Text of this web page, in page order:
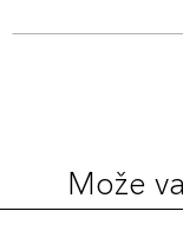
Može